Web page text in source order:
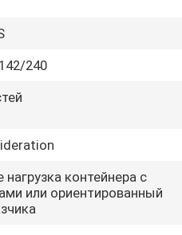
240
контейнера с
или ориентированный